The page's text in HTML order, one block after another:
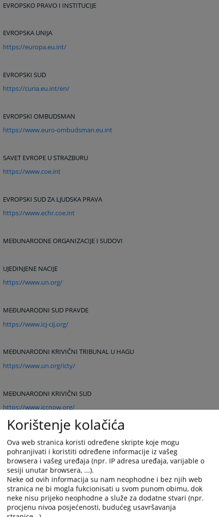
EVROPSKO PRAVO I INSTITUCIJE
EVROPSKA UNIJA
https://europa.eu.int/
EVROPSKI SUD
https://curia.eu.int/en/
EVROPSKI OMBUDSMAN
https://www.euro-ombudsman.eu.int
SAVET EVROPE U STRAZBURU
https://www.coe.int
EVROPSKI SUD ZA LJUDSKA PRAVA
https://www.echr.coe.int
MEĐUNARODNE ORGANIZACIJE I SUDOVI
UJEDINJENE NACIJE
https://www.un.org/
MEĐUNARODNI SUD PRAVDE
https://www.icj-cij.org/
MEĐUNARODNI KRIVIČNI TRIBUNAL U HAGU
https://www.un.org/icty/
MEĐUNARODNI KRIVIČNI SUD
https://www.iccnow.org/
SLUZBENI LIST REPUBLIKE BOSNE I HERCEGOVINE
https://www.sllist.ba/
PRAVNI OBRASCI
Korištenje kolačića
Ova web stranica koristi određene skripte koje mogu
pohranjivati i koristiti određene informacije iz vašeg
browsera i vašeg uređaja (npr. IP adresa uređaja, varijable o
sesiji unutar browsera, ...).
Neke od ovih informacija su nam neophodne i bez njih web
stranica ne bi mogla fukcionisati u svom punom obimu, dok
neke nisu prijeko neophodne a služe za dodatne stvari (npr.
procjenu nivoa posjećenosti, budućeg usavršavanja